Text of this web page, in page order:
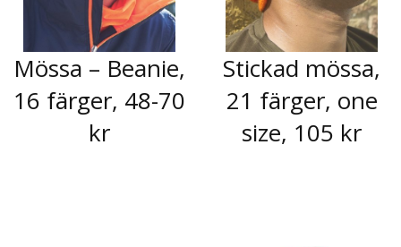
Mössa – Beanie,
16 färger, 48-70
kr
Stickad mössa,
21 färger, one
size, 105 kr